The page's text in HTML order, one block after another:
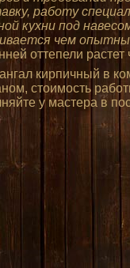
недорого !
работу
кухни под
чем
оттепели